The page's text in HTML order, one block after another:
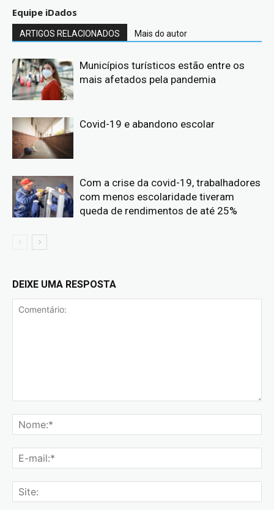
Equipe iDados
ARTIGOS RELACIONADOS Mais do autor
Municípios turísticos estão entre os
mais afetados pela pandemia
Covid-19 e abandono escolar
Com a crise da covid-19, trabalhadores
com menos escolaridade tiveram
queda de rendimentos de até 25%
DEIXE UMA RESPOSTA